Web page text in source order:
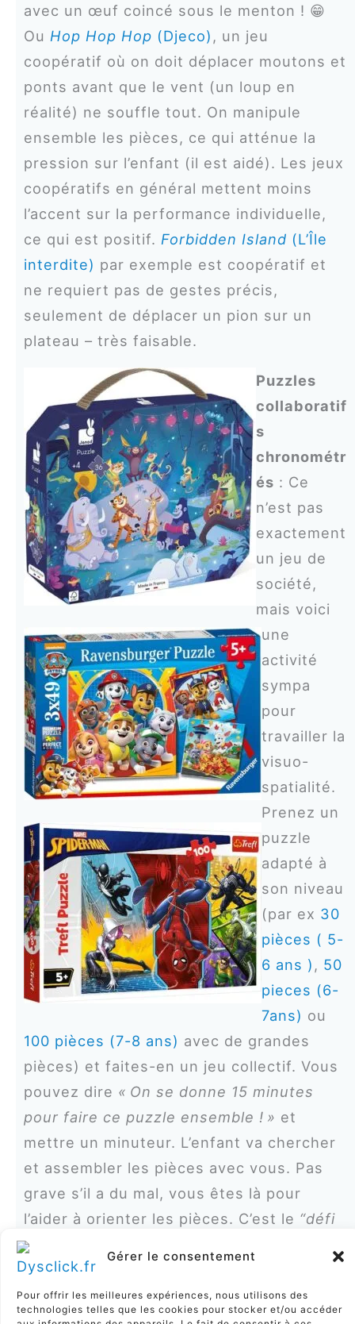
Gérer le consentement
Pour offrir les meilleures expériences, nous utilisons des
technologies telles que les cookies pour stocker et/ou accéder
avec un œuf coincé sous le menton ! 😁
Ou Hop Hop Hop (Djeco) , un jeu
coopératif où on doit déplacer moutons et
ponts avant que le vent (un loup en
réalité) ne souffle tout. On manipule
ensemble les pièces, ce qui atténue la
pression sur l’enfant (il est aidé). Les jeux
coopératifs en général mettent moins
l’accent sur la performance individuelle,
ce qui est positif. Forbidden Island (L’Île
interdite) par exemple est coopératif et
ne requiert pas de gestes précis,
seulement de déplacer un pion sur un
plateau – très faisable.
Puzzles
collaboratif
s
chronométr
és : Ce
n’est pas
exactement
un jeu de
société,
mais voici
une
activité
sympa
pour
travailler la
visuo-
spatialité.
Prenez un
puzzle
adapté à
son niveau
(par ex 30
pièces ( 5-
6 ans ) , 50
pieces (6-
7ans) ou
100 pièces (7-8 ans) avec de grandes
pièces) et faites-en un jeu collectif. Vous
pouvez dire « On se donne 15 minutes
pour faire ce puzzle ensemble ! » et
mettre un minuteur. L’enfant va chercher
et assembler les pièces avec vous. Pas
grave s’il a du mal, vous êtes là pour
l’aider à orienter les pièces. C’est le “défi
de l’équipe”
apprend à analyser les formes, les
agencer – pile ce que la dyspraxie rend
compliqué, mais dans un contexte ludique